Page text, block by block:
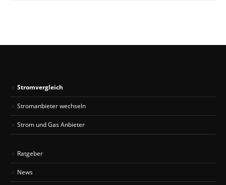
Stromvergleich
Stromanbieter wechseln
Strom und Gas Anbieter
Ratgeber
News